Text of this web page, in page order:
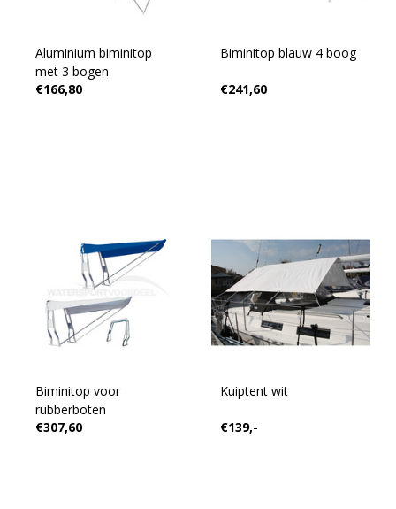
Aluminium biminitop
met 3 bogen
€166,80
Biminitop blauw 4 boog
€241,60
Biminitop voor
rubberboten
€307,60
Kuiptent wit
€139,-